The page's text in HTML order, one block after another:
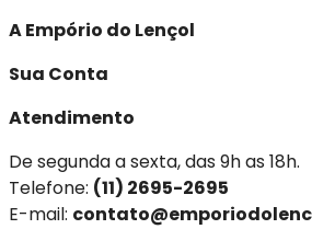
A Empório do Lençol
Sua Conta
Atendimento
De segunda a sexta, das 9h as 18h.
Telefone: (11) 2695-2695
E-mail: